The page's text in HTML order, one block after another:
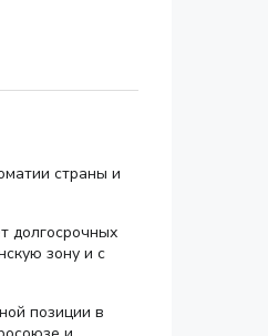
страны и
долгосрочных
зону и с
позиции в